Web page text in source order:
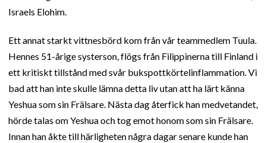
Israels Elohim.
Ett annat starkt vittnesbörd kom från vår teammedlem Tuula.
Hennes 51-årige systerson, flögs från Filippinerna till Finland i
ett kritiskt tillstånd med svår bukspottkörtelinflammation. Vi
bad att han inte skulle lämna detta liv utan att ha lärt känna
Yeshua som sin Frälsare. Nästa dag återfick han medvetandet,
hörde talas om Yeshua och tog emot honom som sin Frälsare.
Innan han åkte till härligheten några dagar senare kunde han